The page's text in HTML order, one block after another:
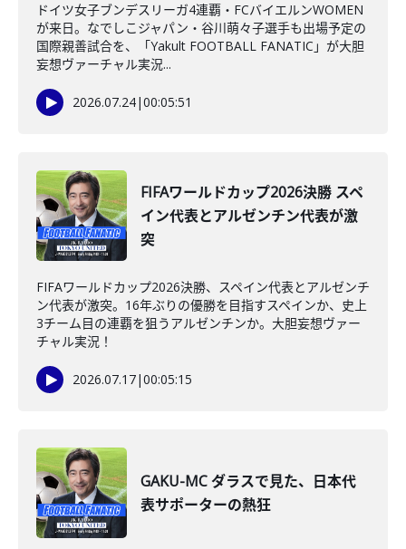
ドイツ女子ブンデスリーガ4連覇・FCバイエルンWOMEN
が来日。なでしこジャパン・谷川萌々子選手も出場予定の
国際親善試合を、「Yakult FOOTBALL FANATIC」が大胆
妄想ヴァーチャル実況...
2026.07.24|00:05:51
FIFAワールドカップ2026決勝 スペ
イン代表とアルゼンチン代表が激
突
FIFAワールドカップ2026決勝、スペイン代表とアルゼンチ
ン代表が激突。16年ぶりの優勝を目指すスペインか、史上
3チーム目の連覇を狙うアルゼンチンか。大胆妄想ヴァー
チャル実況！
2026.07.17|00:05:15
GAKU-MC ダラスで見た、日本代
表サポーターの熱狂